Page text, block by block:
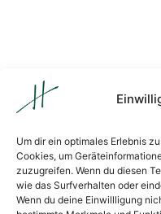
Um dir ein optimales Erlebnis
Cookies, um
zuzugreifen. Wenn du diesen
wie das Surfverhalten oder
Wenn du deine Einwillligung
Unsere
Montag:
Mittwoch: 17:00